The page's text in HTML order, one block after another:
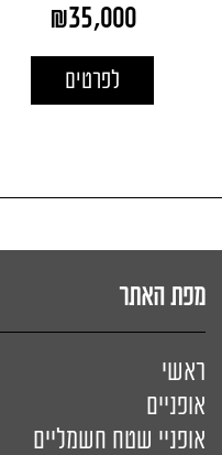
₪35,000
לפרטים
מפת האתר
ראשי
אופניים
אופניי שטח חשמליים